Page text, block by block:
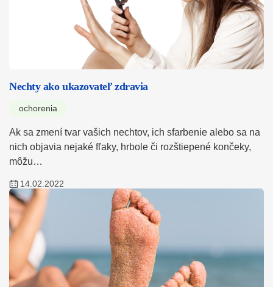
Nechty ako ukazovateľ zdravia
ochorenia
Ak sa zmení tvar vašich nechtov, ich sfarbenie alebo sa na
nich objavia nejaké fľaky, hrbole či rozštiepené končeky,
môžu…
14.02.2022